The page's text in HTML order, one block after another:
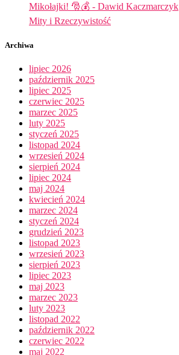
Mikołajki! 🎅💰 - Dawid Kaczmarczyk
Mity i Rzeczywistość
Archiwa
lipiec 2026
październik 2025
lipiec 2025
czerwiec 2025
marzec 2025
luty 2025
styczeń 2025
listopad 2024
wrzesień 2024
sierpień 2024
lipiec 2024
maj 2024
kwiecień 2024
marzec 2024
styczeń 2024
grudzień 2023
listopad 2023
wrzesień 2023
sierpień 2023
lipiec 2023
maj 2023
marzec 2023
luty 2023
listopad 2022
październik 2022
czerwiec 2022
maj 2022